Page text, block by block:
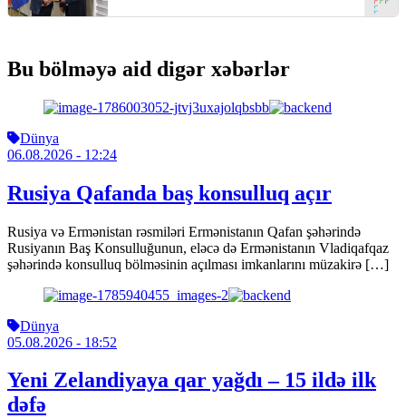
Bu bölməyə aid digər xəbərlər
Dünya
06.08.2026 - 12:24
Rusiya Qafanda baş konsulluq açır
Rusiya və Ermənistan rəsmiləri Ermənistanın Qafan şəhərində
Rusiyanın Baş Konsulluğunun, eləcə də Ermənistanın Vladiqafqaz
şəhərində konsulluq bölməsinin açılması imkanlarını müzakirə […]
Dünya
05.08.2026 - 18:52
Yeni Zelandiyaya qar yağdı – 15 ildə ilk
dəfə